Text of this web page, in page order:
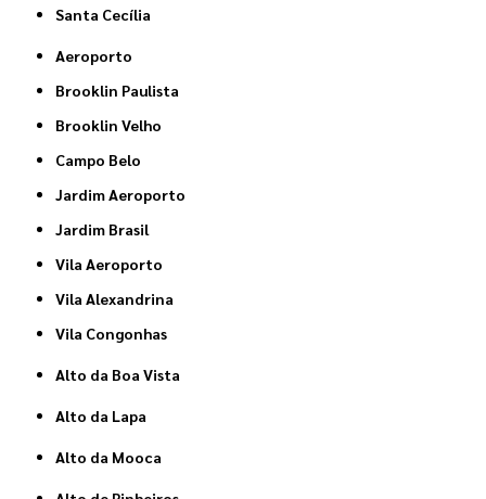
Santa Cecília
Aeroporto
Brooklin Paulista
Brooklin Velho
Campo Belo
Jardim Aeroporto
Jardim Brasil
Vila Aeroporto
Vila Alexandrina
Vila Congonhas
Alto da Boa Vista
Alto da Lapa
Alto da Mooca